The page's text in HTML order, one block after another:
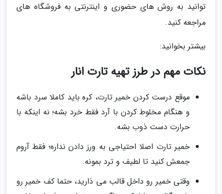
توانید به روش های حضوری و اینترنتی به فروشگاه های
مراجعه کنید.
بیشتر بخوانید:
نکات مهم در طرز تهیه تارت انار
موقع درست کردن خمیر تارت، کره باید کاملا سرد باشه
و هنگام مخلوط کردن با آرد فقط خرد بشه؛ نه اینکه با
حرارت دست ذوب بشه.
خمیر تارت اصلا احتیاجی به ورز دادن نداره؛ فقط آروم
جمعش کنید تا لطیف و ترد بمونه.
وقتی خمیر رو داخل قالب می ذارید، حتما کف خمیر رو